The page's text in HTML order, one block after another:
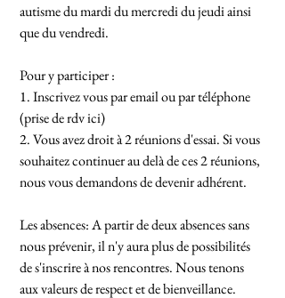
autisme du mardi du mercredi du jeudi ainsi
que du vendredi.
Pour y participer :
1. Inscrivez vous par email ou par téléphone
(prise de rdvici)
2. Vous avez droit à 2 réunions d'essai. Si vous
souhaitez continuer au delà de ces 2 réunions,
nous vous demandons de devenir adhérent.
Les absences: A partir de deux absences sans
nous prévenir, il n'y aura plus de possibilités
de s'inscrire à nos rencontres. Nous tenons
aux valeurs de respect et de bienveillance.